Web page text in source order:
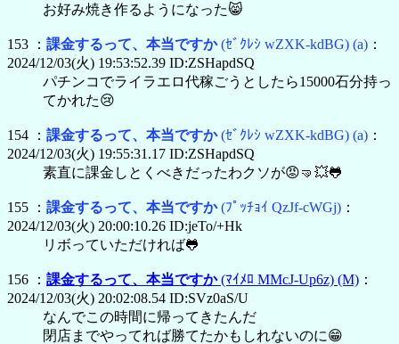
お好み焼き作るようになった😸
153 ： 課金するって、本当ですか(ｾﾞｸﾚｼ wZXK-kdBG) (a) ：
2024/12/03(火) 19:53:52.39 ID:ZSHapdSQ
パチンコでライラエロ代稼ごうとしたら15000石分持っ
てかれた😢
154 ： 課金するって、本当ですか(ｾﾞｸﾚｼ wZXK-kdBG) (a) ：
2024/12/03(火) 19:55:31.17 ID:ZSHapdSQ
素直に課金しとくべきだったわクソが😡🤜💥🐸
155 ： 課金するって、本当ですか(ﾌﾟｯﾁｮｲ QzJf-cWGj) ：
2024/12/03(火) 20:00:10.26 ID:jeTo/+Hk
リボっていただければ🐸
156 ： 課金するって、本当ですか(ﾏｲﾒﾛ MMcJ-Up6z) (M) ：
2024/12/03(火) 20:02:08.54 ID:SVz0aS/U
なんでこの時間に帰ってきたんだ
閉店までやってれば勝てたかもしれないのに😁